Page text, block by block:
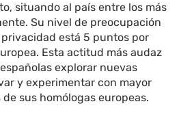
situando al país entre los más
Su nivel de preocupación
está 5 puntos por
Esta actitud más audaz
explorar nuevas
y experimentar con mayor
sus homólogas europeas.